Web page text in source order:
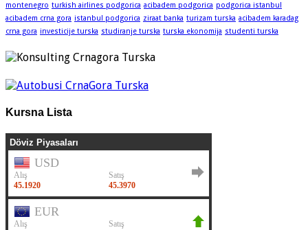
montenegro turkish airlines podgorica acibadem podgorica podgorica istanbul
acibadem crna gora istanbul podgorica ziraat banka turizam turska acibadem karadag
crna gora investicije turska studiranje turska turska ekonomija studenti turska
Kursna Lista